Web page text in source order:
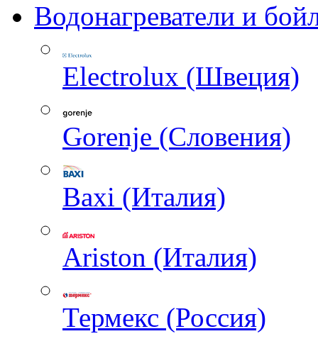
Водонагреватели и
Electrolux (Швеция)
Gorenje (Словения)
Baxi (Италия)
Ariston (Италия)
Термекс (Россия)